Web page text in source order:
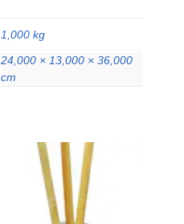
1,000 kg
24,000 × 13,000 × 36,000
cm